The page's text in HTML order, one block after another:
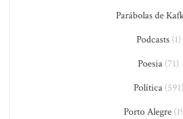
Parábolas de
Podcasts(1)
Poesia (71)
Política(591)
Porto Alegre